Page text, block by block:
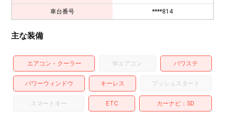
車台番号 ****814
主な装備
エアコン・クーラー Wエアコン パワステ
パワーウィンドウ キーレス プッシュスタート
スマートキー ETC カーナビ SD